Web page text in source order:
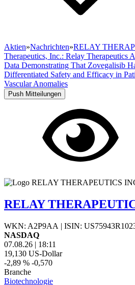
Aktien»Nachrichten»RELAY
Therapeutics, Inc.: Relay Therapeutics
Data Demonstrating That Zovegalisib
Differentiated Safety and Efficacy in
Vascular Anomalies
Push Mitteilungen
RELAY
WKN: A2P9AA | ISIN:
NASDAQ
07.08.26 | 18:11
19,130 US-Dollar
-2,89 % -0,570
Branche
Biotechnologie